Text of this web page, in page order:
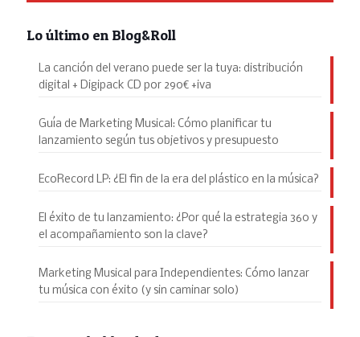
Lo último en Blog&Roll
La canción del verano puede ser la tuya: distribución
digital + Digipack CD por 290€ +iva
Guía de Marketing Musical: Cómo planificar tu
lanzamiento según tus objetivos y presupuesto
EcoRecord LP: ¿El fin de la era del plástico en la música?
El éxito de tu lanzamiento: ¿Por qué la estrategia 360 y
el acompañamiento son la clave?
Marketing Musical para Independientes: Cómo lanzar
tu música con éxito (y sin caminar solo)